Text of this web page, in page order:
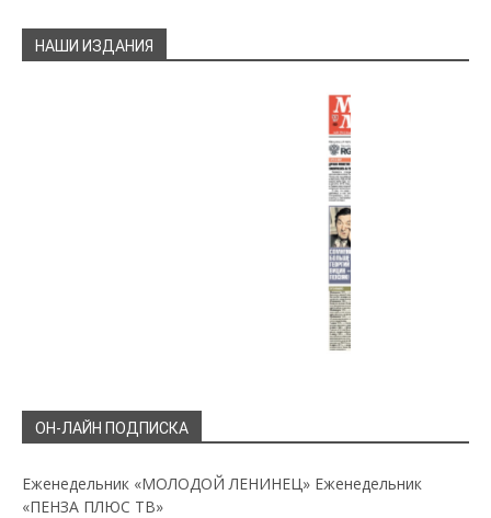
НАШИ ИЗДАНИЯ
ОН-ЛАЙН ПОДПИСКА
Еженедельник «МОЛОДОЙ ЛЕНИНЕЦ» Еженедельник
«ПЕНЗА ПЛЮС ТВ»